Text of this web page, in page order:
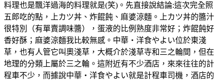
料理也是飄洋過海的料理就是(笑)。先直接說結論:這次完全照
五郎吃的點，上カツ丼、炸餛飩、麻婆涼麵。上カツ丼的醬汁
很特別（有單賣調味醬），蛋液的比例熟度非常好；炸餛飩好
香好酥；麻婆涼麵我比較無感。中華・洋食やよい位於東淺
草，也有人管它叫奧淺草，大概介於淺草寺和三之輪間，但在
地理的分類上屬於三之輪。這附近有不少酒店，來來往往的計
程車不少，而據說中華・洋食やよい就是計程車司機，酒店的